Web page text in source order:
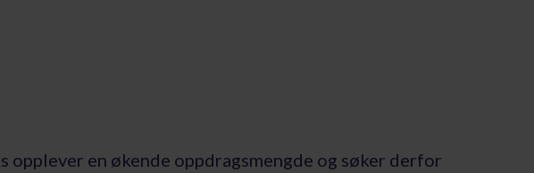
opplever en økende oppdragsmengde og søker derfor